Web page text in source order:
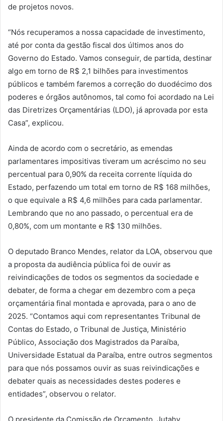
de projetos novos.
“Nós recuperamos a nossa capacidade de investimento,
até por conta da gestão fiscal dos últimos anos do
Governo do Estado. Vamos conseguir, de partida, destinar
algo em torno de R$ 2,1 bilhões para investimentos
públicos e também faremos a correção do duodécimo dos
poderes e órgãos autônomos, tal como foi acordado na Lei
das Diretrizes Orçamentárias (LDO), já aprovada por esta
Casa”, explicou.
Ainda de acordo com o secretário, as emendas
parlamentares impositivas tiveram um acréscimo no seu
percentual para 0,90% da receita corrente líquida do
Estado, perfazendo um total em torno de R$ 168 milhões,
o que equivale a R$ 4,6 milhões para cada parlamentar.
Lembrando que no ano passado, o percentual era de
0,80%, com um montante e R$ 130 milhões.
O deputado Branco Mendes, relator da LOA, observou que
a proposta da audiência pública foi de ouvir as
reivindicações de todos os segmentos da sociedade e
debater, de forma a chegar em dezembro com a peça
orçamentária final montada e aprovada, para o ano de
2025. “Contamos aqui com representantes Tribunal de
Contas do Estado, o Tribunal de Justiça, Ministério
Público, Associação dos Magistrados da Paraíba,
Universidade Estatual da Paraíba, entre outros segmentos
para que nós possamos ouvir as suas reivindicações e
debater quais as necessidades destes poderes e
entidades”, observou o relator.